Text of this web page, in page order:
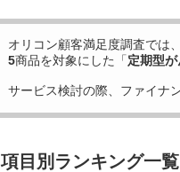
オリコン顧客満足度調査では
5商品を対象にした「定期型
サービス検討の際、ファイナ
項目別ランキング一覧